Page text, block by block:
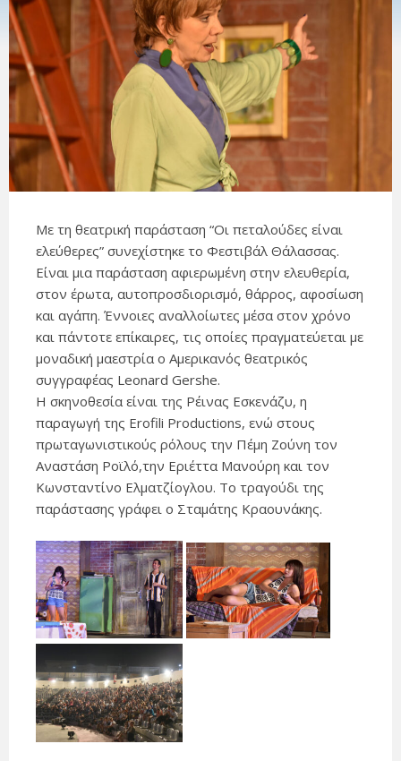
Με τη θεατρική παράσταση “Οι πεταλούδες είναι
ελεύθερες” συνεχίστηκε το Φεστιβάλ Θάλασσας.
Είναι μια παράσταση αφιερωμένη στην ελευθερία,
στον έρωτα, αυτοπροσδιορισμό, θάρρος, αφοσίωση
και αγάπη. Έννοιες αναλλοίωτες μέσα στον χρόνο
και πάντοτε επίκαιρες, τις οποίες πραγματεύεται με
μοναδική μαεστρία ο Αμερικανός θεατρικός
συγγραφέας Leonard Gershe.
Η σκηνοθεσία είναι της Ρέινας Εσκενάζυ, η
παραγωγή της Erofili Productions, ενώ στους
πρωταγωνιστικούς ρόλους την Πέμη Ζούνη τον
Αναστάση Ροϊλό,την Εριέττα Μανούρη και τον
Κωνσταντίνο Ελματζίογλου. Το τραγούδι της
παράστασης γράφει ο Σταμάτης Κραουνάκης.